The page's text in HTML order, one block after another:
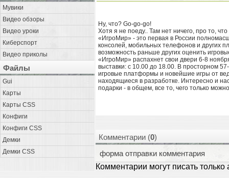
Мувики
Видео обзоры
Видео уроки
Киберспорт
Видео приколы
Файлы
Gui
Карты
Карты CSS
Конфиги
Конфиги CSS
Демки
Демки CSS
Ну, что? Go-go-go!
Хотя я не поеду.. Там нет ничего, про то,
«ИгроМир» - это первая в России
консолей, мобильных телефонов и других
возможность раньше других оценить
«ИгроМир» распахнет свои двери 6-8
выставки: с 10.00 до 18.00. В просторном
игровые платформы и новейшие игры от
находящиеся в разработке. Интересно и
подарки - в общем, все то, чего только
Комментарии (0)
форма отправки комментария
Комментарии могут писать